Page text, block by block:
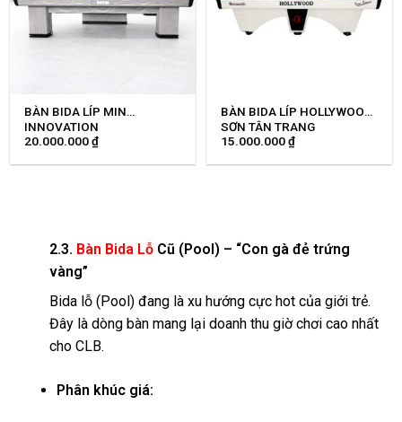
BÀN BIDA LÍP MIN
INNOVATION
20.000.000₫
BÀN BIDA LÍP HOLLYWOOD
SƠN TÂN TRANG
15.000.000₫
2.3. Bàn Bida Lỗ Cũ (Pool) – “Con gà đẻ trứng
vàng”
Bida lỗ (Pool) đang là xu hướng cực hot của giới trẻ.
Đây là dòng bàn mang lại doanh thu giờ chơi cao nhất
cho CLB.
Phân khúc giá: